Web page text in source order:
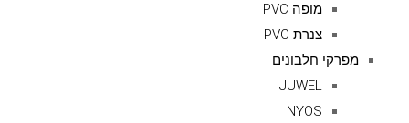
מופה PVC
צנרת PVC
מפרקי חלבונים
JUWEL
NYOS